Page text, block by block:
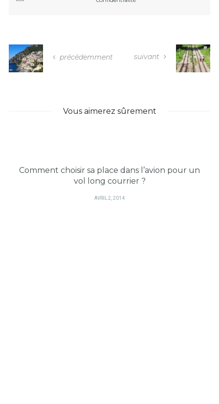
précédemment suivant
Vous aimerez sûrement
Comment choisir sa place dans l’avion pour un
vol long courrier ?
PUBLIÉ
AVRIL 2, 2014